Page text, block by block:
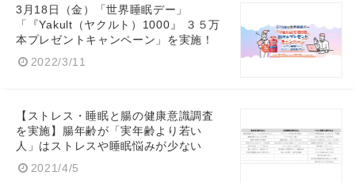
3月18日（金）「世界睡眠デー」
「『Yakult（ヤクルト）1000』 ３５万
本プレゼントキャンペーン」を実施！
2022/3/11
【ストレス・睡眠と腸の健康意識調査
を実施】腸年齢が「実年齢より若い
人」はストレスや睡眠悩みが少ない
2021/4/5